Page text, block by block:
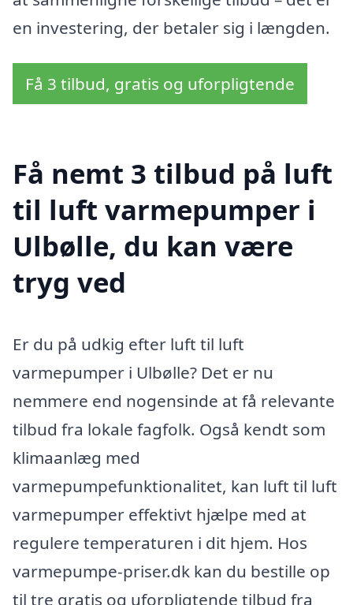
en investering, der betaler sig i længden.
Få 3 tilbud, gratis og uforpligtende
Få nemt 3 tilbud på luft
til luft varmepumper i
Ulbølle, du kan være
tryg ved
Er du på udkig efter luft til luft
varmepumper i Ulbølle? Det er nu
nemmere end nogensinde at få relevante
tilbud fra lokale fagfolk. Også kendt som
klimaanlæg med
varmepumpefunktionalitet, kan luft til luft
varmepumper effektivt hjælpe med at
regulere temperaturen i dit hjem. Hos
varmepumpe-priser.dk kan du bestille op
til tre gratis og uforpligtende tilbud fra